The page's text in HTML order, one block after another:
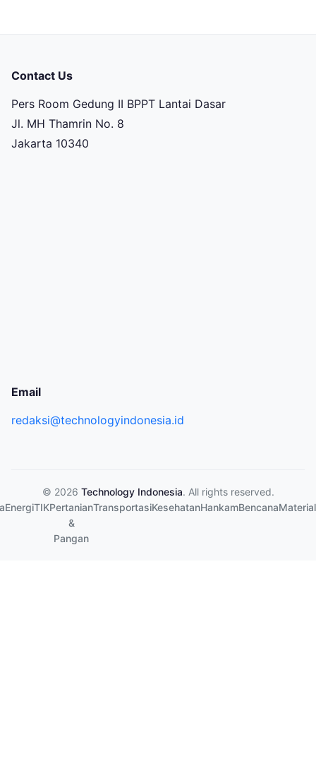
Contact Us
Pers Room Gedung II BPPT Lantai Dasar
Jl. MH Thamrin No. 8
Jakarta 10340
Email
redaksi@technologyindonesia.id
© 2026 Technology Indonesia. All rights reserved.
EnergiTIKPertanian
&
Pangan
TransportasiKesehatanHankamBencanaMaterial